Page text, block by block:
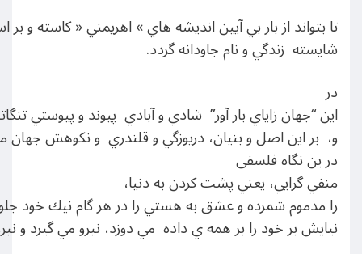
تا بتواند از بار بي آيين انديشه هاي » اهريمني « كاسته و
شايسته زندگي و نام جاودانه گردد.
در
اين “جهان زاياي بار آور” شادي و آبادي پيوند و پيوستي
و، بر اين اصل و بنيان، دريوزگي و قلندري و نكوهش
در ين نگاه فلسفی
منفي گرايي، يعني پشت كردن به دنيا،
را مذموم شمرده و عشق به هستي را در هر گام نيك خود
نيايش بر خود را بر همه ي داده مي دوزد، نيرو مي